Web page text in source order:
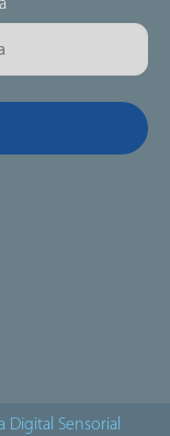
Digital Sensorial